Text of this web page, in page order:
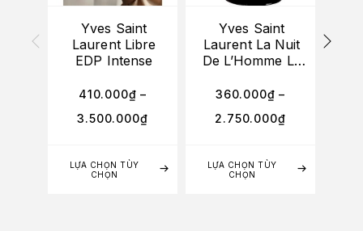
LỰA CHỌN TÙY
CHỌN
Yves Saint
Laurent Libre
EDP Intense
410.000₫ –
3.500.000₫
LỰA CHỌN TÙY
CHỌN
Yves Saint
Laurent La Nuit
De L’Homme Le
360.000₫ –
2.750.000₫